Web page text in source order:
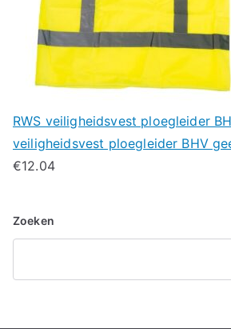
RWS veiligheidsvest ploegleider
veiligheidsvest ploegleider BHV
€12.04
Zoeken